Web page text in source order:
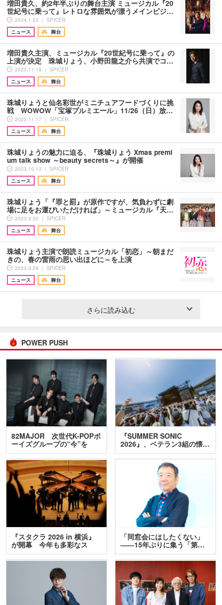
増田貴久、約2年半ぶりの舞台主演 ミュージカル『20
世紀号に乗って』レトロな雰囲気が漂うメインビジ…
2024.1.23 ｜ SPICER
ニュース
舞台
増田貴久主演、ミュージカル『20世紀号に乗って』の
上演が決定 珠城りょう、小野田龍之介ら共演でコ…
2023.11.19 ｜ SPICER
ニュース
舞台
珠城りょうと仙名彩世がミニチュアフードづくりに挑
戦 WOWOW「宝塚プルミエール」11/26（日）放…
2023.11.17 ｜ SPICER
ニュース
舞台
珠城りょうの魅力に迫る、『珠城りょう Xmas premi
um talk show ～beauty secrets～』が開催
2023.10.13 ｜ SPICER
ニュース
舞台
珠城りょう「『罪と罰』が原作ですが、気負わずに劇
場に足をお運びいただければ」～ミュージカル『天…
2023.9.30 ｜ SPICER
ニュース
舞台
珠城りょう主演で朗読ミュージカル「初恋」～朝まだ
きの、春の雷雨の思い出ほどに～を上演
2023.9.29 ｜ SPICER
ニュース
舞台
さらに読み込む
POWER PUSH
82MAJOR 次世代K-POPボ
ーイズグループの“今”を
訊…
『SUMMER SONIC
2026』、ベテラン3組の懐…
『スタクラ 2026 in 横浜』
が開幕 今年も多彩なス
テ…
「同窓会にはしたくない」
――15年ぶりに集う「第…